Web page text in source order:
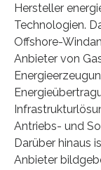
Hersteller
Technologien.
Offshore-
Anbieter von
Antriebs- und
Darüber hinaus
Anbieter